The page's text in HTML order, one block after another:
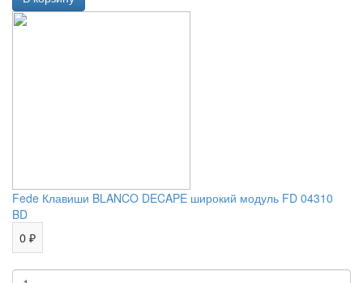
Fede Клавиши BLANCO DECAPE широкий модуль FD 04310
BD
0 ₽